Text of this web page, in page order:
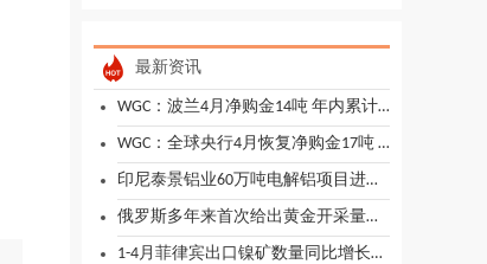
最新资讯
WGC：波兰4月净购金14吨 年内累计购金45吨 黄金储备达595吨
WGC：全球央行4月恢复净购金17吨 扭转3月售金趋势
印尼泰景铝业60万吨电解铝项目进入通电调试阶段
俄罗斯多年来首次给出黄金开采量评估，数据远超预期
1-4月菲律宾出口镍矿数量同比增长70.04%